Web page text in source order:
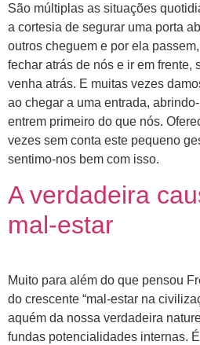
São múltiplas as situações
a cortesia de segurar uma porta
outros cheguem e por ela
fechar atrás de nós e ir em frente,
venha atrás. E muitas vezes
ao chegar a uma entrada,
entrem primeiro do que nós.
vezes sem conta este pequeno
sentimo-nos bem com isso.
A verdadeira
mal-estar
Muito para além do que pensou
do crescente “mal-estar na
aquém da nossa verdadeira
fundas potencialidades internas.